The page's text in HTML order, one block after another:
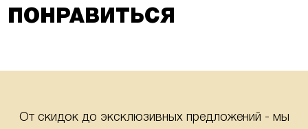
ПОНРАВИТЬСЯ
От скидок до эксклюзивных предложений - мы